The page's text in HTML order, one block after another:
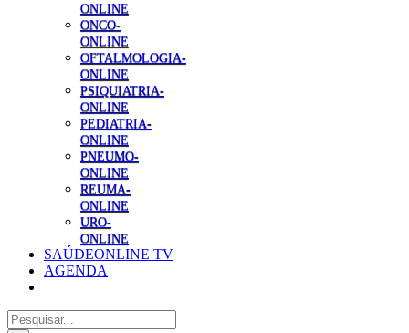
ONLINE
ONCO-
ONLINE
OFTALMOLOGIA-
ONLINE
PSIQUIATRIA-
ONLINE
PEDIATRIA-
ONLINE
PNEUMO-
ONLINE
REUMA-
ONLINE
URO-
ONLINE
SAÚDEONLINE TV
AGENDA
Pesquisar